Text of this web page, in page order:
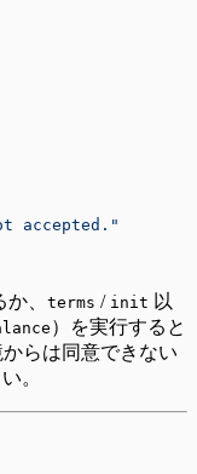
accepted."
、 terms / init 以
）を実行すると
らは同意できない
。